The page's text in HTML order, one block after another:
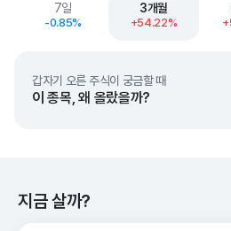
7일
-0.85%
3개월
+54.22%
갑자기 오른 주식이 궁금할 때
이 종목, 왜 올랐을까?
지금 살까?